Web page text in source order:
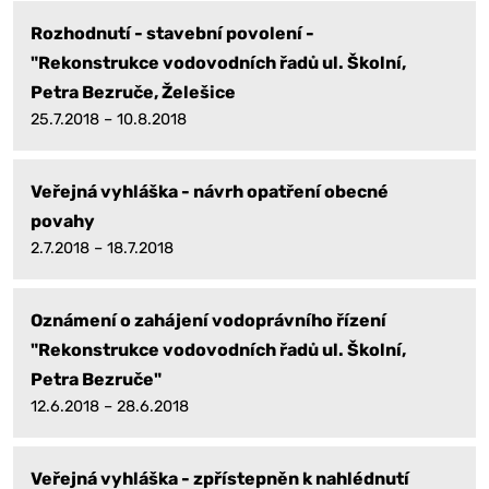
Rozhodnutí - stavební povolení -
"Rekonstrukce vodovodních řadů ul. Školní,
Petra Bezruče, Želešice
25.7.2018 – 10.8.2018
Veřejná vyhláška - návrh opatření obecné
povahy
2.7.2018 – 18.7.2018
Oznámení o zahájení vodoprávního řízení
"Rekonstrukce vodovodních řadů ul. Školní,
Petra Bezruče"
12.6.2018 – 28.6.2018
Veřejná vyhláška - zpřístepněn k nahlédnutí